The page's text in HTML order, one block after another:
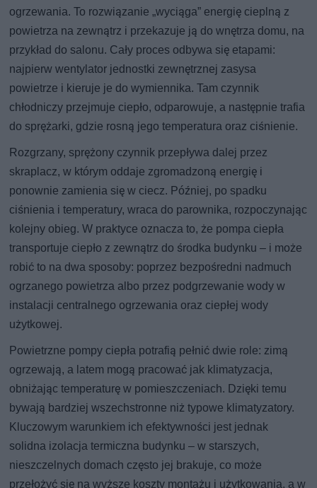
ogrzewania. To rozwiązanie „wyciąga” energię cieplną z
powietrza na zewnątrz i przekazuje ją do wnętrza domu, na
przykład do salonu. Cały proces odbywa się etapami:
najpierw wentylator jednostki zewnętrznej zasysa
powietrze i kieruje je do wymiennika. Tam czynnik
chłodniczy przejmuje ciepło, odparowuje, a następnie trafia
do sprężarki, gdzie rosną jego temperatura oraz ciśnienie.
Rozgrzany, sprężony czynnik przepływa dalej przez
skraplacz, w którym oddaje zgromadzoną energię i
ponownie zamienia się w ciecz. Później, po spadku
ciśnienia i temperatury, wraca do parownika, rozpoczynając
kolejny obieg. W praktyce oznacza to, że pompa ciepła
transportuje ciepło z zewnątrz do środka budynku – i może
robić to na dwa sposoby: poprzez bezpośredni nadmuch
ogrzanego powietrza albo przez podgrzewanie wody w
instalacji centralnego ogrzewania oraz ciepłej wody
użytkowej.
Powietrzne pompy ciepła potrafią pełnić dwie role: zimą
ogrzewają, a latem mogą pracować jak klimatyzacja,
obniżając temperaturę w pomieszczeniach. Dzięki temu
bywają bardziej wszechstronne niż typowe klimatyzatory.
Kluczowym warunkiem ich efektywności jest jednak
solidna izolacja termiczna budynku – w starszych,
nieszczelnych domach często jej brakuje, co może
przełożyć się na wyższe koszty montażu i użytkowania, a w